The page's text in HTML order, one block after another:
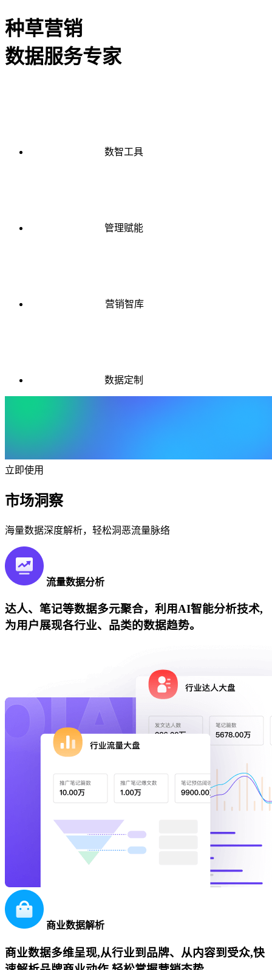
种草营销
数据服务专家
数智工具
管理赋能
营销智库
数据定制
立即使用
市场洞察
海量数据深度解析，轻松洞恶流量脉络
流量数据分析
达人、笔记等数据多元聚合，利用AI智能分析技术,
为用户展现各行业、品类的数据趋势。
商业数据解析
商业数据多维呈现,从行业到品牌、从内容到受众,快